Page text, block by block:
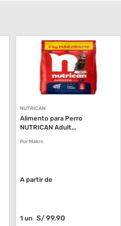
NUTRICAN
Alimento para Perro
NUTRICAN Adult...
Por Makro
A partir de
1un S/99.90